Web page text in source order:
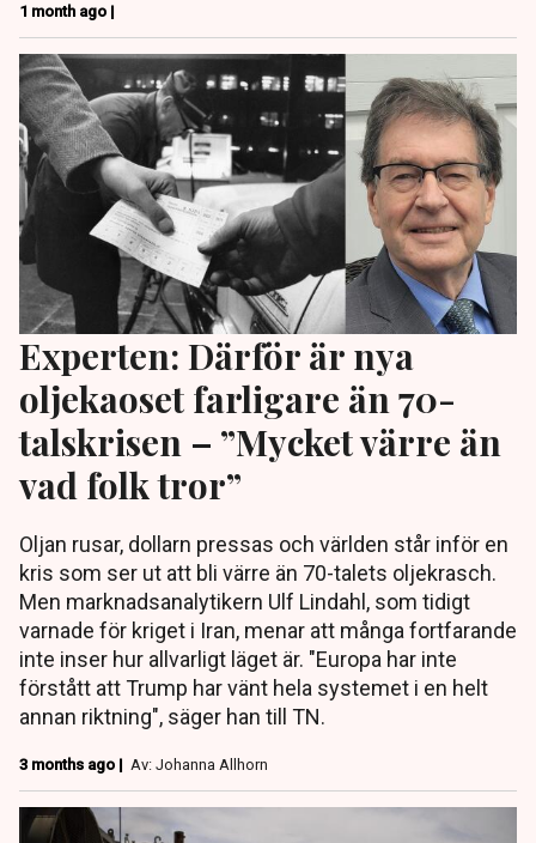
1 month ago |
Experten: Därför är nya
oljekaoset farligare än 70-
talskrisen – ”Mycket värre än
vad folk tror”
Oljan rusar, dollarn pressas och världen står inför en
kris som ser ut att bli värre än 70-talets oljekrasch.
Men marknadsanalytikern Ulf Lindahl, som tidigt
varnade för kriget i Iran, menar att många fortfarande
inte inser hur allvarligt läget är. "Europa har inte
förstått att Trump har vänt hela systemet i en helt
annan riktning", säger han till TN.
3 months ago | Av: Johanna Allhorn